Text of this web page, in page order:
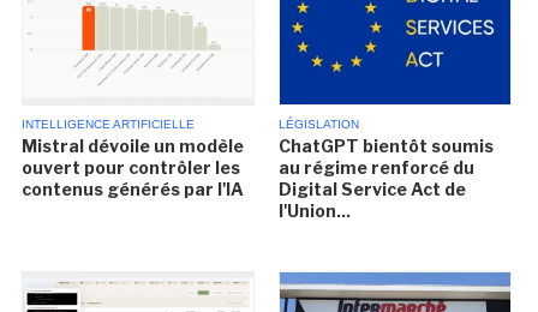
INTELLIGENCE ARTIFICIELLE
Mistral dévoile un modèle
ouvert pour contrôler les
contenus générés par l'IA
LÉGISLATION
ChatGPT bientôt soumis
au régime renforcé du
Digital Service Act de
l'Union...